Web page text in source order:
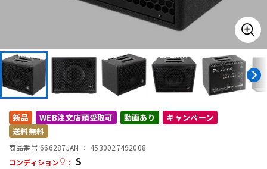
エフェクター
DJ機器 DTM
DTM オンライン納品 レコーディング機器
新品 WEB注文店頭受取可 動画あり
キャンペーン
送料無料
商品番号 666287JAN ： 4530027492008
コンディション
： S